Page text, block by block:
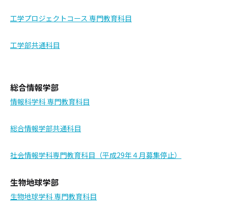
工学プロジェクトコース 専門教育科目
工学部共通科目
総合情報学部
情報科学科 専門教育科目
総合情報学部共通科目
社会情報学科専門教育科目（平成29年４月募集停止）
生物地球学部
生物地球学科 専門教育科目